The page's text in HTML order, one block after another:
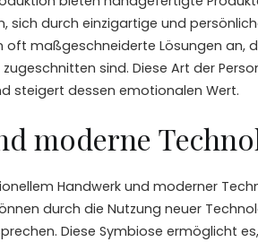
sich durch einzigartige und
oft maßgeschneiderte Lösungen an,
sind. Diese Art der
steigert dessen emotionalen Wert.
moderne
Handwerk und moderner
durch die Nutzung neuer
Diese Symbiose ermöglicht